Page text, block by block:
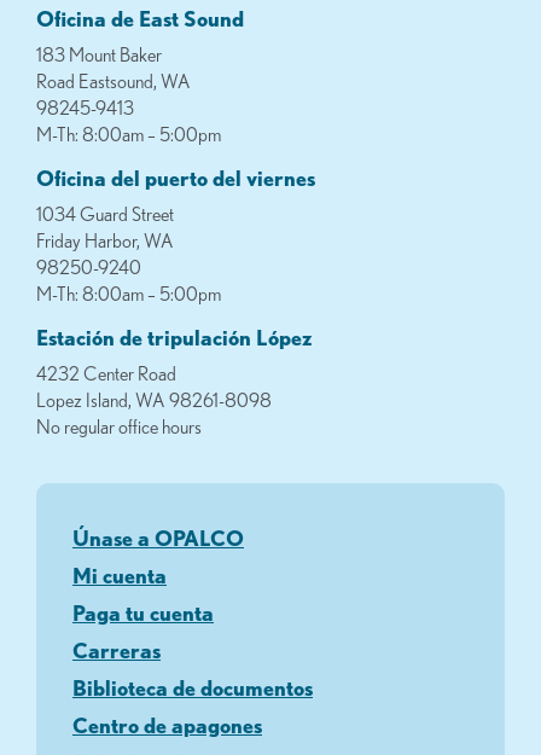
Oficina de East Sound
183 Mount Baker
Road Eastsound, WA
98245-9413
M-Th: 8:00am – 5:00pm
Oficina del puerto del viernes
1034 Guard Street
Friday Harbor, WA
98250-9240
M-Th: 8:00am – 5:00pm
Estación de tripulación López
4232 Center Road
Lopez Island, WA 98261-8098
No regular office hours
Únase a OPALCO
Mi cuenta
Paga tu cuenta
Carreras
Biblioteca de documentos
Centro de apagones